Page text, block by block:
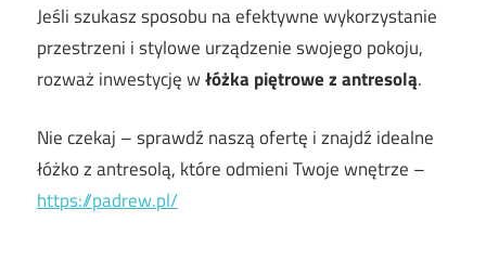
Jeśli szukasz sposobu na efektywne wykorzystanie
przestrzeni i stylowe urządzenie swojego pokoju,
rozważ inwestycję włóżka piętrowe z antresolą.
Nie czekaj – sprawdź naszą ofertę i znajdź idealne
łóżko z antresolą, które odmieni Twoje wnętrze –
https://padrew.pl/